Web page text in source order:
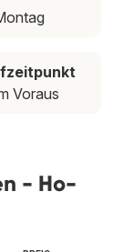
Voraus
- Ho-